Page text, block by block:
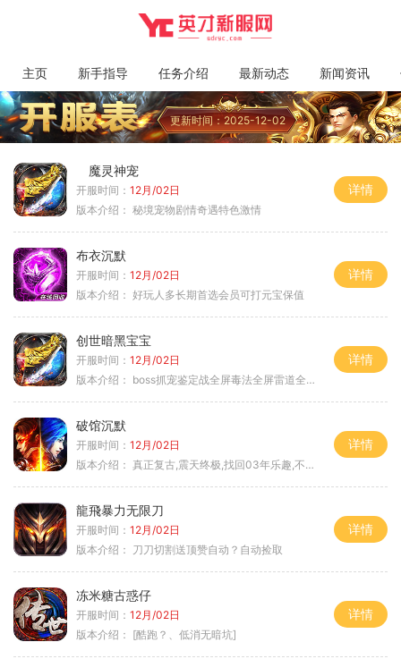
主页 新手指导 任务介绍 最新动态 新闻资讯
更新时间：2025-12-02
魔灵神宠
开服时间： 12月/02日
版本介绍： 秘境宠物剧情奇遇特色激情
详情
布衣沉默
开服时间： 12月/02日
版本介绍： 好玩人多长期首选会员可打元宝保值
详情
创世暗黑宝宝
开服时间： 12月/02日
版本介绍： boss抓宠鉴定战全屏毒法全屏雷道全屏狗
详情
破馆沉默
开服时间： 12月/02日
版本介绍： 真正复古,震天终极,找回03年乐趣,不搞花里胡
详情
龍飛暴力无限刀
开服时间： 12月/02日
版本介绍： 刀刀切割送顶赞自动？自动捡取
详情
冻米糖古惑仔
开服时间： 12月/02日
版本介绍： [酷跑？、低消无暗坑]
详情